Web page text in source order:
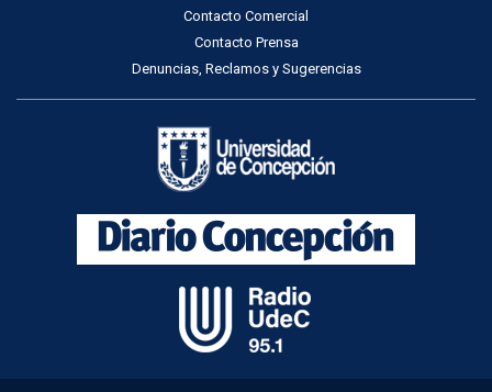
Contacto Comercial
Contacto Prensa
Denuncias, Reclamos y Sugerencias